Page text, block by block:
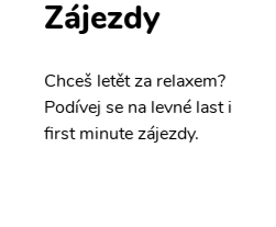
Zájezdy
Chceš letět za relaxem?
Podívej se na levné last i
first minute zájezdy.